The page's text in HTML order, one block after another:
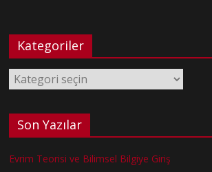
Kategoriler
Kategoriler
Son Yazılar
Evrim Teorisi ve Bilimsel Bilgiye Giriş